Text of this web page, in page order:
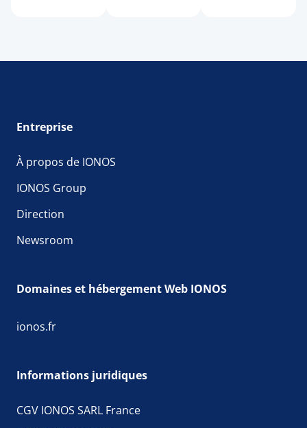
Entreprise
À propos de IONOS
IONOS Group
Direction
Newsroom
Domaines et hébergement Web IONOS
ionos.fr
Informations juridiques
CGV IONOS SARL France